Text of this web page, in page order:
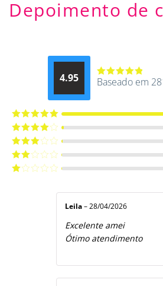
Depoimento de
4.95
Avaliação
Baseado em
Avaliação5
Avaliação
Avaliação
Avaliação
Leila – 28/04/2026
Excelente amei
Ótimo atendimento